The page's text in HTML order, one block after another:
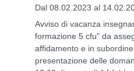
Dal 08.02.2023 al
Avviso di vacanza
formazione 5 cfu" da
affidamento e in
presentazione delle